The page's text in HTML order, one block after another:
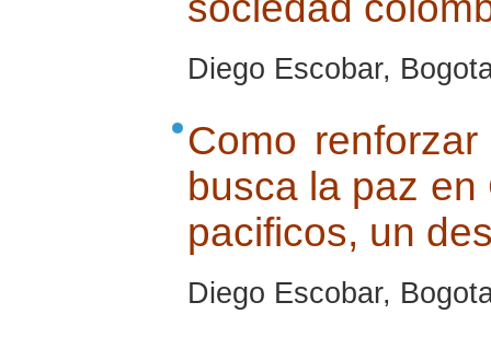
Diego Escobar,
Como
busca la paz
pacificos, un
Diego Escobar,